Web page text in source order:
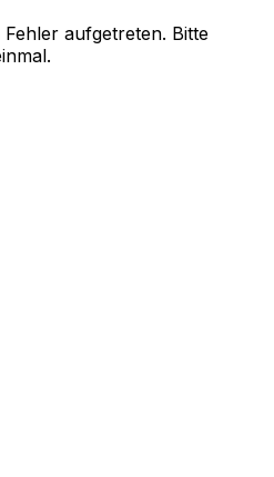
aufgetreten. Bitte